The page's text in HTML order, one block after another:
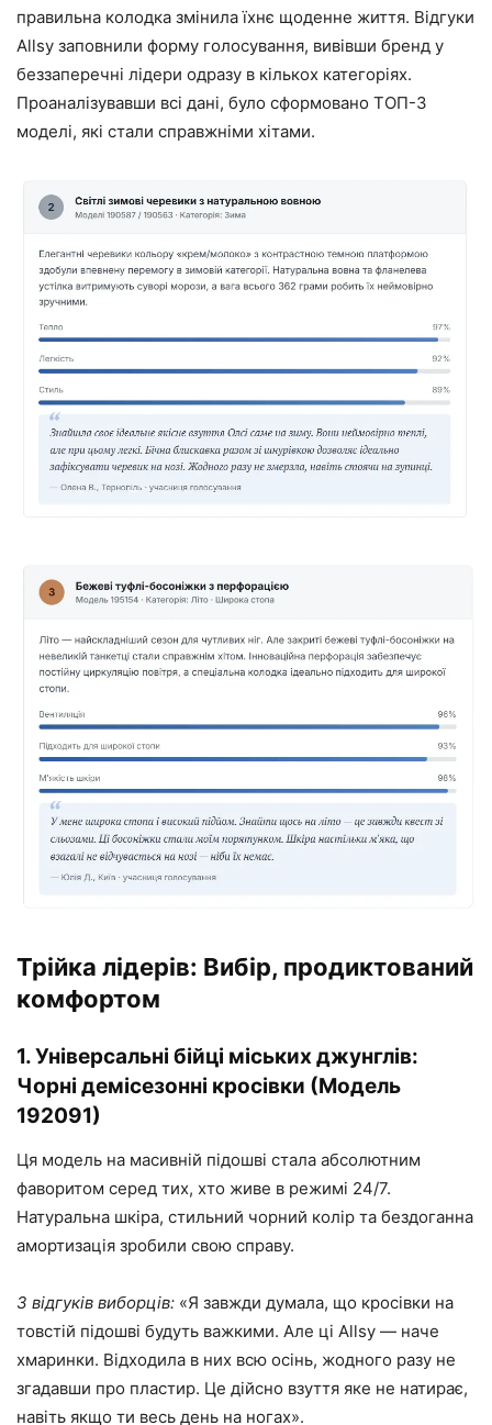
правильна колодка змінила їхнє щоденне життя. Відгуки
Allsy заповнили форму голосування, вивівши бренд у
беззаперечні лідери одразу в кількох категоріях.
Проаналізувавши всі дані, було сформовано ТОП-3
моделі, які стали справжніми хітами.
Трійка лідерів: Вибір, продиктований
комфортом
1. Універсальні бійці міських джунглів:
Чорні демісезонні кросівки (Модель
192091)
Ця модель на масивній підошві стала абсолютним
фаворитом серед тих, хто живе в режимі 24/7.
Натуральна шкіра, стильний чорний колір та бездоганна
амортизація зробили свою справу.
З відгуків виборців: «Я завжди думала, що кросівки на
товстій підошві будуть важкими. Але ці Allsy — наче
хмаринки. Відходила в них всю осінь, жодного разу не
згадавши про пластир. Це дійсно взуття яке не натирає,
навіть якщо ти весь день на ногах».